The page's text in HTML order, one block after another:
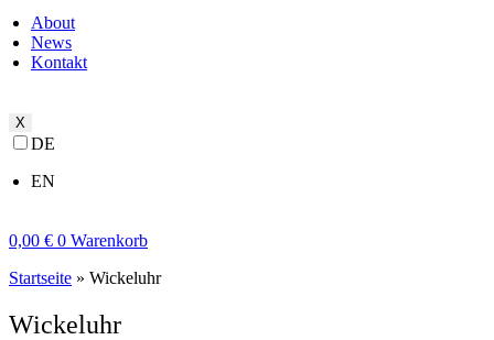
About
News
Kontakt
X
DE
EN
0,00 € 0 Warenkorb
Startseite » Wickeluhr
Wickeluhr